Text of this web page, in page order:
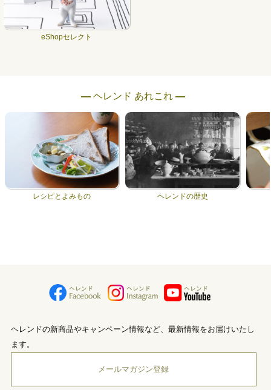
eShopセレクト
― ヘレンド あれこれ ―
レシピとよみもの ヘレンドの歴史
ヘレンドの新商品やキャンペーン情報など、最新情報をお届けいたし
ます。
メールマガジン登録